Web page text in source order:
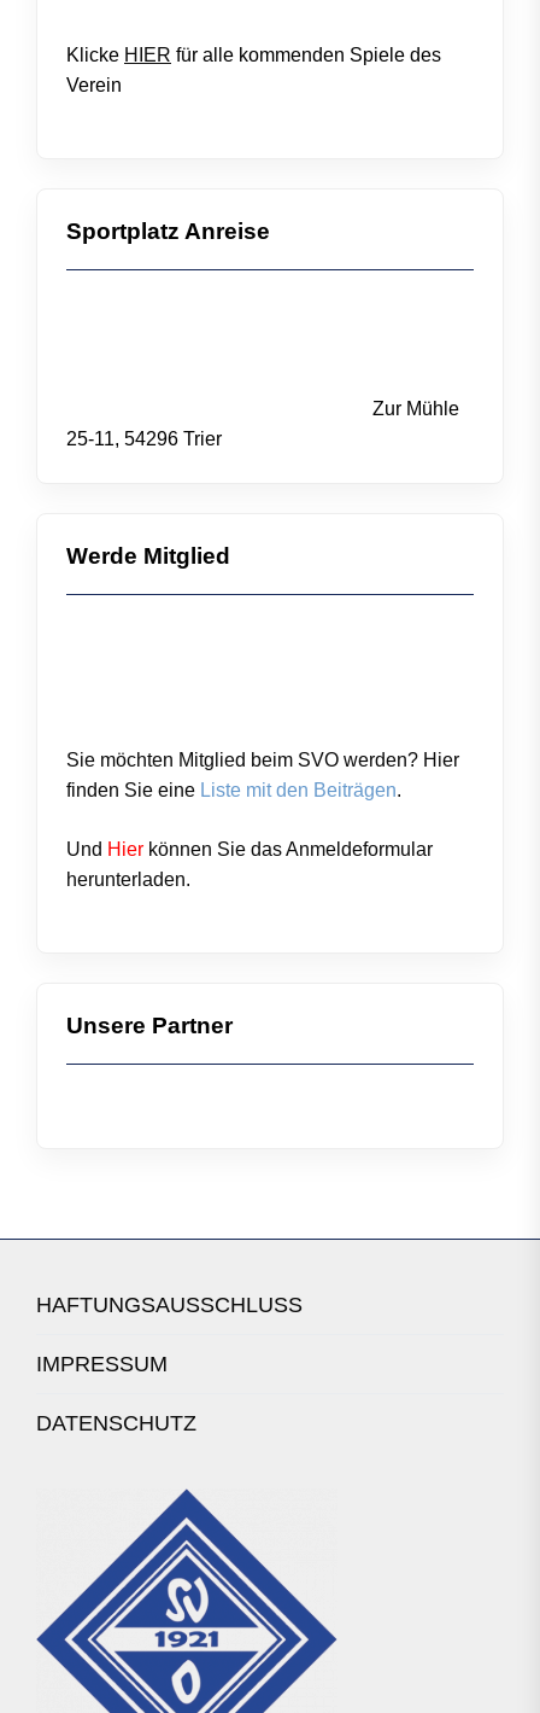
Klicke HIER für alle kommenden Spiele des
Verein
Sportplatz Anreise
Zur Mühle
25-11, 54296 Trier
Werde Mitglied
Sie möchten Mitglied beim SVO werden? Hier
finden Sie eine Liste mit den Beiträgen.
Und Hier können Sie dasAnmeldeformular
herunterladen.
Unsere Partner
HAFTUNGSAUSSCHLUSS
IMPRESSUM
DATENSCHUTZ